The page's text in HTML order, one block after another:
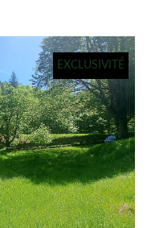
EXCLUSIVITÉ